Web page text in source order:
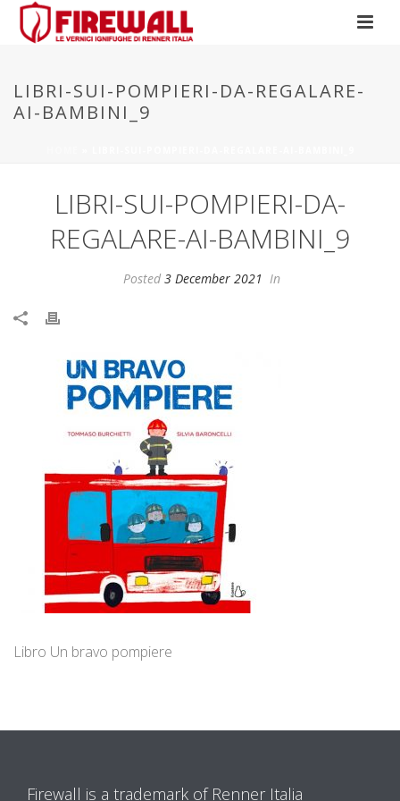
LIBRI-SUI-POMPIERI-DA-REGALARE-
AI-BAMBINI_9
LIBRI-SUI-POMPIERI-DA-
REGALARE-AI-BAMBINI_9
Posted 3 December 2021 In
Libro Un bravo pompiere
Firewall is a trademark of Renner Italia